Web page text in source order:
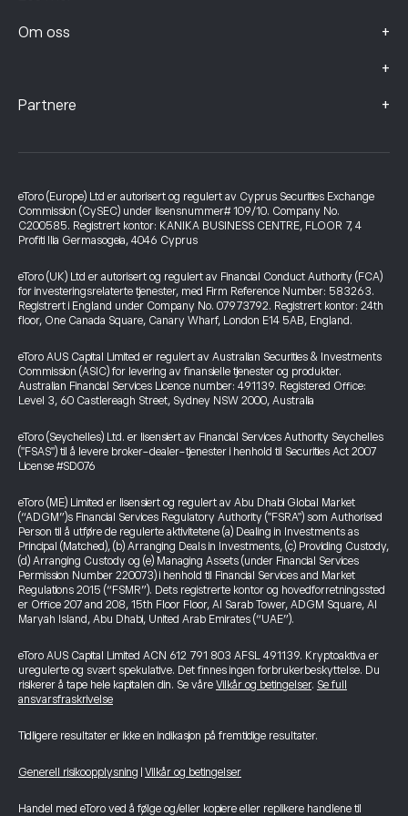
Om oss +
+
Partnere +
eToro (Europe) Ltd er autorisert og regulert av Cyprus Securities Exchange
Commission (CySEC) under lisensnummer# 109/10. Company No.
C200585. Registrert kontor: KANIKA BUSINESS CENTRE, FLOOR 7, 4
Profiti Ilia Germasogeia, 4046 Cyprus
eToro (UK) Ltd er autorisert og regulert av Financial Conduct Authority (FCA)
for investeringsrelaterte tjenester, med Firm Reference Number: 583263.
Registrert i England under Company No. 07973792. Registrert kontor: 24th
floor, One Canada Square, Canary Wharf, London E14 5AB, England.
eToro AUS Capital Limited er regulert av Australian Securities & Investments
Commission (ASIC) for levering av finansielle tjenester og produkter.
Australian Financial Services Licence number: 491139. Registered Office:
Level 3, 60 Castlereagh Street, Sydney NSW 2000, Australia
eToro (Seychelles) Ltd. er lisensiert av Financial Services Authority Seychelles
("FSAS") til å levere broker-dealer-tjenester i henhold til Securities Act 2007
License #SD076
eToro (ME) Limited er lisensiert og regulert av Abu Dhabi Global Market
(“ADGM”)s Financial Services Regulatory Authority ("FSRA") som Authorised
Person til å utføre de regulerte aktivitetene (a) Dealing in Investments as
Principal (Matched), (b) Arranging Deals in Investments, (c) Providing Custody,
(d) Arranging Custody og (e) Managing Assets (under Financial Services
Permission Number 220073) i henhold til Financial Services and Market
Regulations 2015 (“FSMR”). Dets registrerte kontor og hovedforretningssted
er Office 207 and 208, 15th Floor Floor, Al Sarab Tower, ADGM Square, Al
Maryah Island, Abu Dhabi, United Arab Emirates (“UAE”).
eToro AUS Capital Limited ACN 612 791 803 AFSL 491139. Kryptoaktiva er
uregulerte og svært spekulative. Det finnes ingen forbrukerbeskyttelse. Du
risikerer å tape hele kapitalen din. Se våre Vilkår og betingelser. Se full
ansvarsfraskrivelse
Tidligere resultater er ikke en indikasjon på fremtidige resultater.
Generell risikoopplysning Vilkår og betingelser
Handel med eToro ved å følge og/eller kopiere eller replikere handlene til